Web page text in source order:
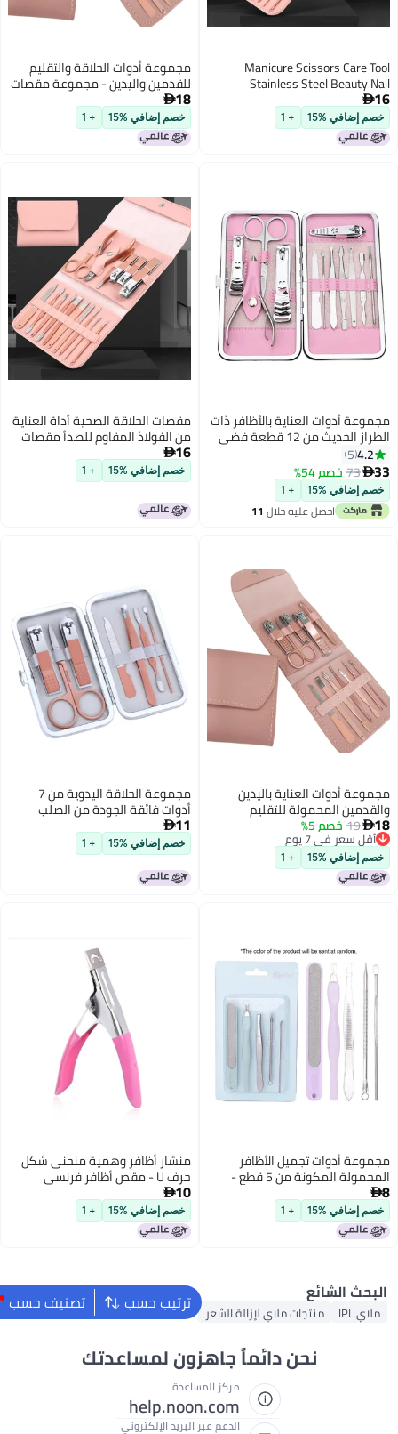
مجموعة أدوات الحلاقة والتقليم
للقدمين واليدين - مجموعة مقصات
الأظافر المحمولة مع ملف الأظافر
ومحسن الأظافر ومحسن الحواجب
ومقص إزالة الجلد الميت للعناية
باليدين والقدمين
18
خصم إضافي %15 + 1
مقصات الحلاقة الصحية أداة العناية
من الفولاذ المقاوم للصدأ مقصات
الأظافر الجمالية سكين الحلاقة
قطعة (16 قطعة - لون الذهب
الوردي)
16
خصم إضافي %15
أدوات فائقة الجودة من الصلب
المقاوم للصدأ - مجموعة رعاية
الأظافر بمحفظة تخزين من الجلد
الاصطناعي المحمولة للاستخدام
اليومي في المنزل والسفر، هدية
للرجال والنساء
11
خصم إضافي %15 + 1
منشار أظافر وهمية منحنى شكل
حرف U - مقص أظافر فرنسي
مقصوص - مقص أظافر - أدوات
قص أطراف الأظافر الوهمية
المعالجة بالأشعة فوق البنفسجية -
أداة قص الحناء
10
خصم إضافي %15 + 1
ترتيب حسب تصنيف حسب
لمساعدتك